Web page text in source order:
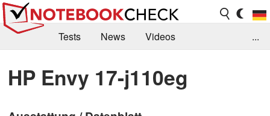
Tests News
Videos
Kaufberatung
Deals Suche
Jobs
...
HP Envy 17-j110eg